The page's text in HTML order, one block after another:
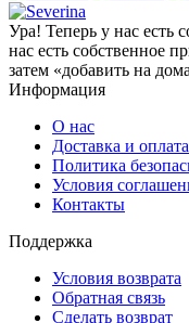
Ура! Теперь у нас есть
нас есть собственное
затем «добавить на
Информация
О нас
Доставка и оплата
Политика
Условия
Контакты
Поддержка
Условия возврата
Обратная связь
Сделать возврат